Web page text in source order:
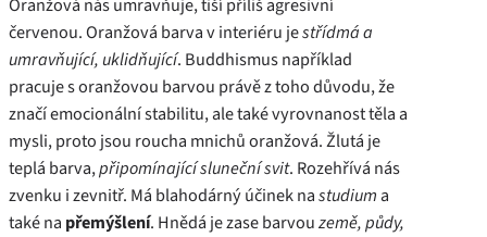
červenou. Oranžová barva v interiéru jestřídmá a
umravňující, uklidňující. Buddhismus například
pracuje s oranžovou barvou právě z toho důvodu, že
značí emocionální stabilitu, ale také vyrovnanost těla a
mysli, proto jsou roucha mnichů oranžová. Žlutá je
teplá barva,připomínající sluneční svit. Rozehřívá nás
zvenku i zevnitř. Má blahodárný účinek nastudium a
také na přemýšlení. Hnědá je zase barvouzemě, půdy,